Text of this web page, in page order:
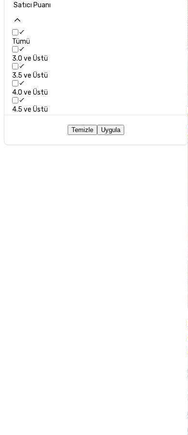
Satıcı Puanı
Tümü
3.0 ve Üstü
3.5 ve Üstü
4.0 ve Üstü
4.5 ve Üstü
Temizle Uygula